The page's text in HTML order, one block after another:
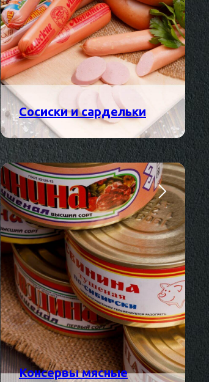
Сосиски и сардельки
Консервы мясные